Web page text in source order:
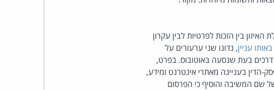
בין הזכות לפרטיות לבין עקרון
באותו עניין, נדונו שני ערעורים על
בעת שנסעה באוטובוס. בפרט,
בעניינה מאתרי אינטרנט ומידע,
שם המשיבה והוסיף כי הפרסום